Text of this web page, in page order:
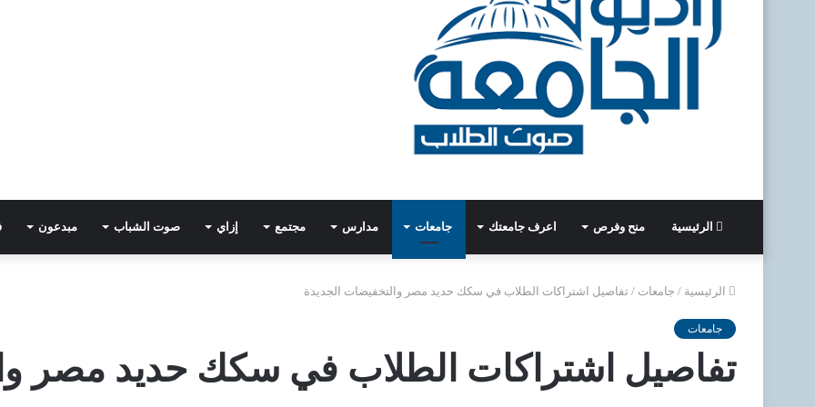
الرئيسية منح وفرص اعرف جامعتك جامعات مدارس مجتمع إزاي صوت الشباب مبدعون
الرئيسية / جامعات / تفاصيل اشتراكات الطلاب في سكك حديد مصر والتخفيضات الجديدة
جامعات
تفاصيل اشتراكات الطلاب في سكك حديد مصر